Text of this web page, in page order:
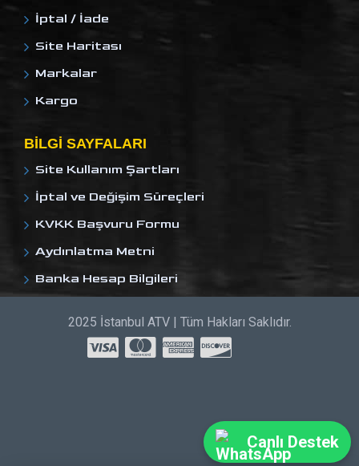
İptal / İade
Site Haritası
Markalar
Kargo
BILGI SAYFALARI
Site Kullanım Şartları
İptal ve Değişim Süreçleri
KVKK Başvuru Formu
Aydınlatma Metni
Banka Hesap Bilgileri
2025 İstanbul ATV | Tüm Hakları Saklıdır.
Canlı Destek